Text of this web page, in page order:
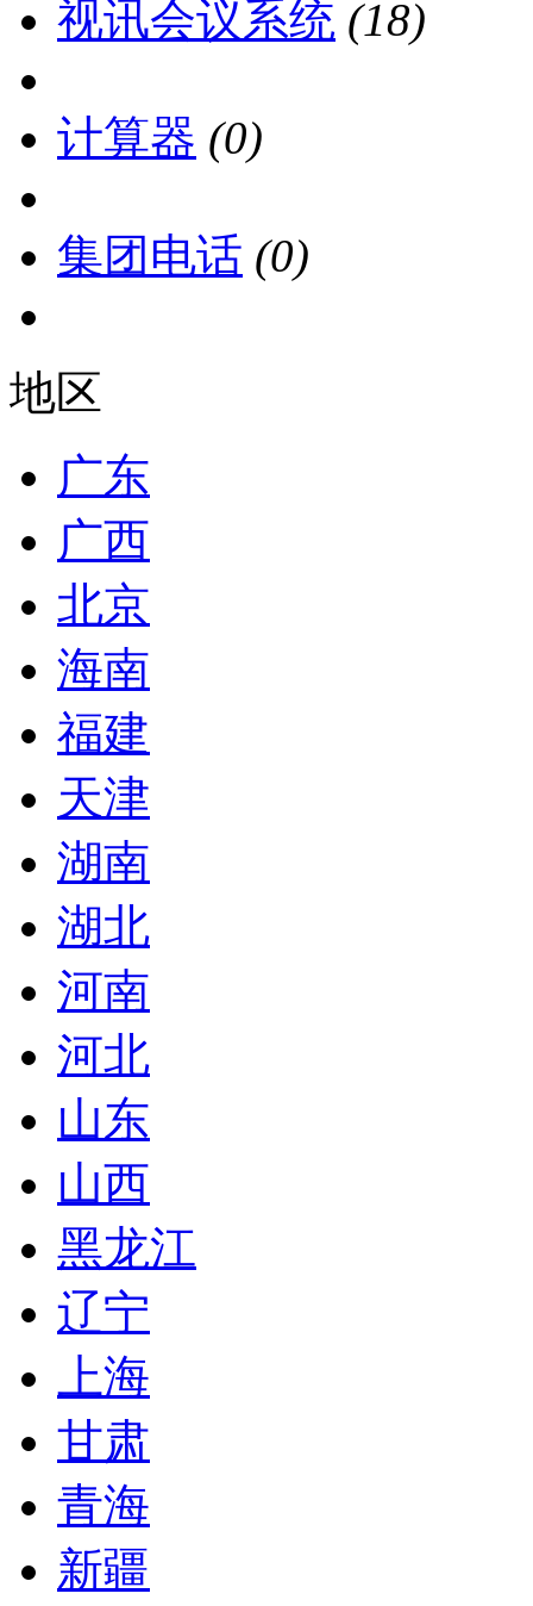
视讯会议系统 (18)
计算器 (0)
集团电话 (0)
地区
广东
广西
北京
海南
福建
天津
湖南
湖北
河南
河北
山东
山西
黑龙江
辽宁
上海
甘肃
青海
新疆